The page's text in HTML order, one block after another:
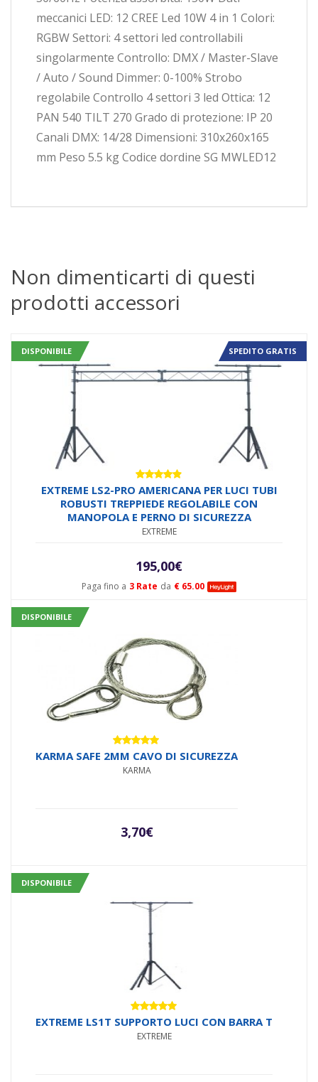
meccanici LED: 12 CREE Led 10W 4 in 1 Colori:
RGBW Settori: 4 settori led controllabili
singolarmente Controllo: DMX / Master-Slave
/ Auto / Sound Dimmer: 0-100% Strobo
regolabile Controllo 4 settori 3 led Ottica: 12
PAN 540 TILT 270 Grado di protezione: IP 20
Canali DMX: 14/28 Dimensioni: 310x260x165
mm Peso 5.5 kg Codice dordine SG MWLED12
Non dimenticarti di questi
prodotti accessori
DISPONIBILE SPEDITO GRATIS
Paga fino a 3 Rate da € 65.00
Valutato
4.83su 5
EXTREME LS2-PRO AMERICANA PER LUCI TUBI
ROBUSTI TREPPIEDE REGOLABILE CON
MANOPOLA E PERNO DI SICUREZZA
EXTREME
195,00€
DISPONIBILE
Valutato
5.00su 5
KARMA SAFE 2MM CAVO DI SICUREZZA
KARMA
3,70€
DISPONIBILE
Valutato
5.00su 5
EXTREME LS1T SUPPORTO LUCI CON BARRA T
EXTREME